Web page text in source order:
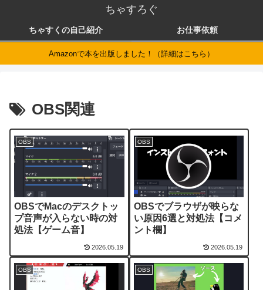
ちゃすろぐ
ちゃすくの自己紹介 お仕事依頼
Amazonで本を出版しました！（詳細はこちら）
OBS関連
OBS
OBSでMacのデスクトッ
プ音声が入らない時の対
処法【ゲーム音】
2026.05.19
OBS
OBSでブラウザが映らな
い原因6選と対処法【コメ
ント欄】
2026.05.19
OBS OBS